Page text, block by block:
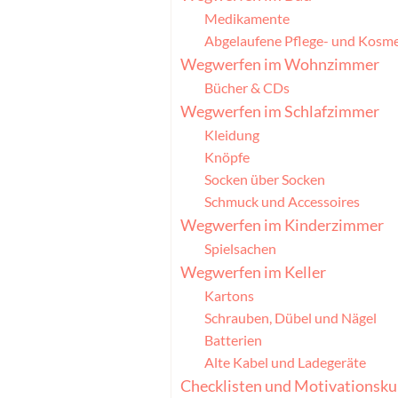
Medikamente
Abgelaufene Pflege- und
Wegwerfen im Wohnzimmer
Bücher & CDs
Wegwerfen im Schlafzimmer
Kleidung
Knöpfe
Socken über Socken
Schmuck und Accessoires
Wegwerfen im Kinderzimmer
Spielsachen
Wegwerfen im Keller
Kartons
Schrauben, Dübel und Nägel
Batterien
Alte Kabel und Ladegeräte
Checklisten und